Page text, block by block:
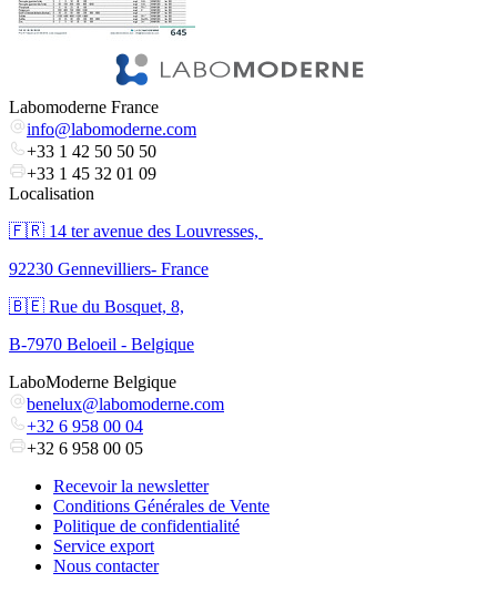
Labomoderne France
info@labomoderne.com
+33 1 42 50 50 50
+33 1 45 32 01 09
Localisation
🇫🇷 ​14 ter avenue des Louvresses,
92230 Gennevilliers- France
🇧🇪 Rue du Bosquet, 8,
B-7970 Beloeil - Belgique
LaboModerne Belgique
benelux@labomoderne.com
+32 6 958 00 04
+32 6 958 00 05
Recevoir la newsletter
Conditions Générales de Vente
Politique de confidentialité
Service export
Nous contacter